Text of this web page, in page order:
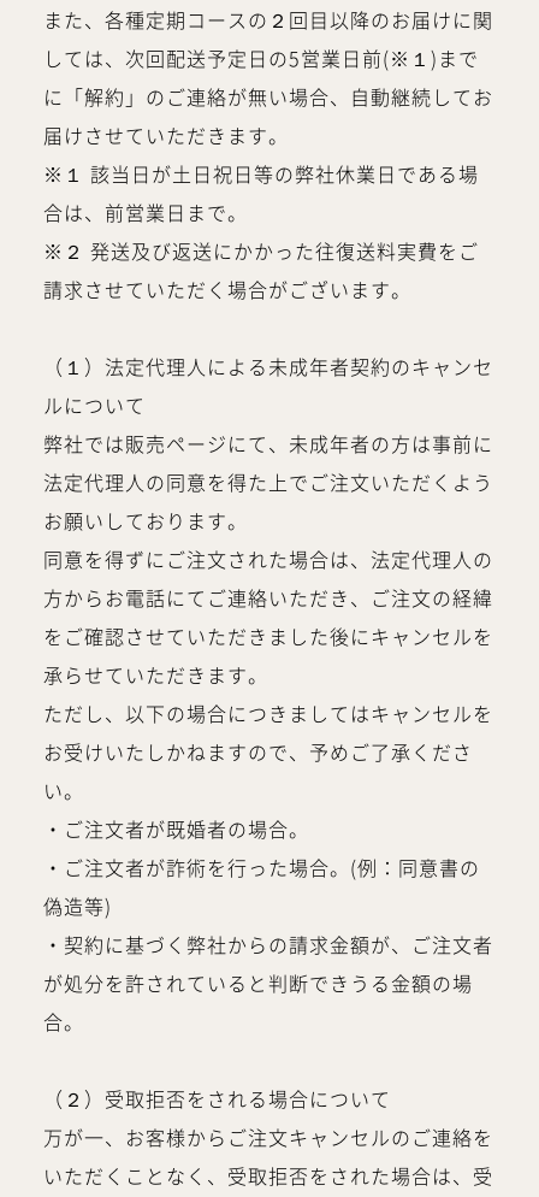
また、各種定期コースの２回目以降のお届けに関
しては、次回配送予定日の5営業日前(※１)まで
に「解約」のご連絡が無い場合、自動継続してお
届けさせていただきます。
※１ 該当日が土日祝日等の弊社休業日である場
合は、前営業日まで。
※２ 発送及び返送にかかった往復送料実費をご
請求させていただく場合がございます。
（１）法定代理人による未成年者契約のキャンセ
ルについて
弊社では販売ページにて、未成年者の方は事前に
法定代理人の同意を得た上でご注文いただくよう
お願いしております。
同意を得ずにご注文された場合は、法定代理人の
方からお電話にてご連絡いただき、ご注文の経緯
をご確認させていただきました後にキャンセルを
承らせていただきます。
ただし、以下の場合につきましてはキャンセルを
お受けいたしかねますので、予めご了承くださ
い。
・ご注文者が既婚者の場合。
・ご注文者が詐術を行った場合。(例：同意書の
偽造等)
・契約に基づく弊社からの請求金額が、ご注文者
が処分を許されていると判断できうる金額の場
合。
（２）受取拒否をされる場合について
万が一、お客様からご注文キャンセルのご連絡を
いただくことなく、受取拒否をされた場合は、受